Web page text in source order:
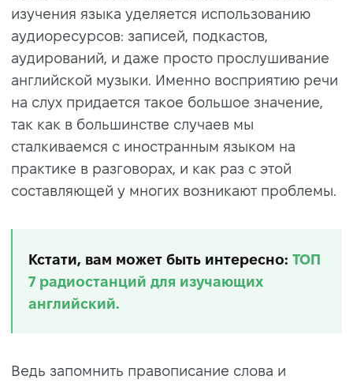
изучения языка уделяется использованию
аудиоресурсов: записей, подкастов,
аудирований, и даже просто прослушивание
английской музыки. Именно восприятию речи
на слух придается такое большое значение,
так как в большинстве случаев мы
сталкиваемся с иностранным языком на
практике в разговорах, и как раз с этой
составляющей у многих возникают проблемы.
Кстати, вам может быть интересно: ТОП
7 радиостанций для изучающих
английский.
Ведь запомнить правописание слова и